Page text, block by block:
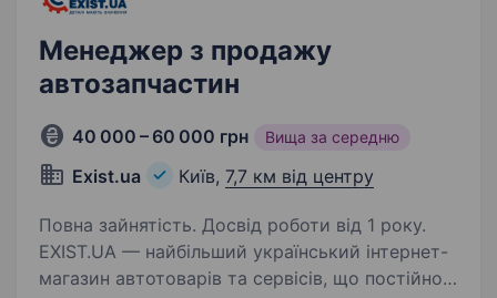
Менеджер з продажу
автозапчастин
40 000 – 60 000 грн Вища за середню
Exist.ua Київ, 7,7 км від центру
Повна зайнятість. Досвід роботи від 1 року.
EXIST.UA — найбільший український інтернет-
магазин автотоварів та сервісів, що постійно